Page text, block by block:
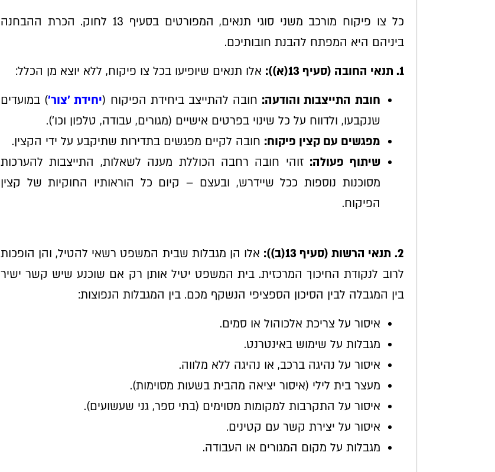
כל צו פיקוח מורכב משני סוגי תנאים, המפורטים בסעיף 13 לחוק. הכרת ההבחנה
ביניהם היא המפתח להבנת חובותיכם.
1. תנאי החובה (סעיף 13(א)):
אלו תנאים שיופיעו בכל צו פיקוח, ללא יוצא מן הכלל:
חובת התייצבות והודעה: חובה להתייצב ביחידת הפיקוח (יחידת 'צור') במועדים
שנקבעו, ולדווח על כל שינוי בפרטים אישיים (מגורים, עבודה, טלפון וכו').
מפגשים עם קצין פיקוח: חובה לקיים מפגשים בתדירות שתיקבע על ידי הקצין.
שיתוף פעולה: זוהי חובה רחבה הכוללת מענה לשאלות, התייצבות להערכות
מסוכנות נוספות ככל שיידרש, ובעצם – קיום כל הוראותיו החוקיות של קצין
הפיקוח.
2. תנאי הרשות (סעיף 13(ב)):
אלו הן מגבלות שבית המשפט רשאי להטיל, והן הופכות
לרוב לנקודת החיכוך המרכזית. בית המשפט יטיל אותן רק אם שוכנע שיש קשר ישיר
בין המגבלה לבין הסיכון הספציפי הנשקף מכם. בין המגבלות הנפוצות:
איסור על צריכת אלכוהול או סמים.
מגבלות על שימוש באינטרנט.
איסור על נהיגה ברכב, או נהיגה ללא מלווה.
מעצר בית לילי (איסור יציאה מהבית בשעות מסוימות).
איסור על התקרבות למקומות מסוימים (בתי ספר, גני שעשועים).
איסור על יצירת קשר עם קטינים.
מגבלות על מקום המגורים או העבודה.